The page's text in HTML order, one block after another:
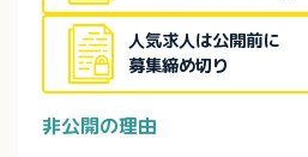
人気求人は公開前に
募集締め切り
非公開の理由